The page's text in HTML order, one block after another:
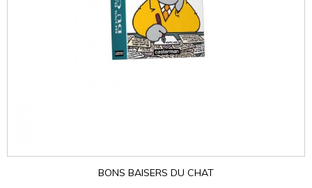
BONS BAISERS DU CHAT